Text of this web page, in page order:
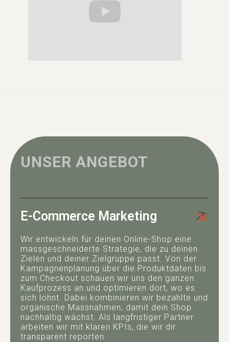
UNSER ANGEBOT
E-Commerce Marketing
Wir entwickeln für deinen Online-Shop eine
massgeschneiderte Strategie, die zu deinen
Zielen und deiner Zielgruppe passt. Von der
Kampagnenplanung über die Produktdaten bis
zum Checkout schauen wir uns den ganzen
Kaufprozess an und optimieren dort, wo es
sich lohnt. Dabei kombinieren wir bezahlte und
organische Massnahmen, damit dein Shop
nachhaltig wächst. Als langfristiger Partner
arbeiten wir mit klaren KPIs, die wir dir
transparent reporten.